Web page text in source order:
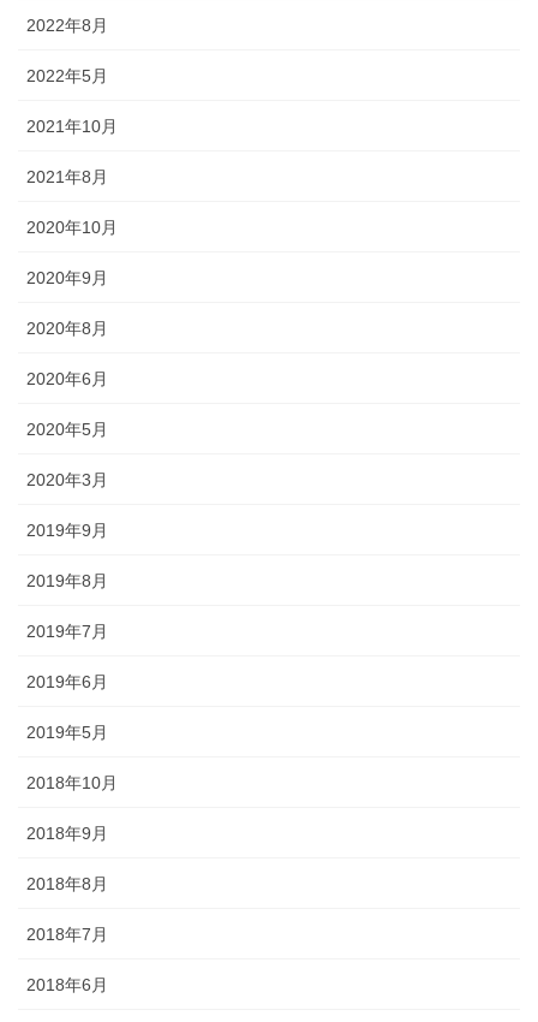
2022年8月
2022年5月
2021年10月
2021年8月
2020年10月
2020年9月
2020年8月
2020年6月
2020年5月
2020年3月
2019年9月
2019年8月
2019年7月
2019年6月
2019年5月
2018年10月
2018年9月
2018年8月
2018年7月
2018年6月
懸帯・祭り前かけ